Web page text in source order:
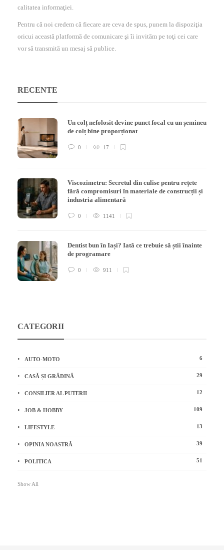
calitatea informaţiei.
Pentru că noi credem că fiecare are ceva de spus, punem la dispoziţia
oricui această platformă de comunicare şi îi invităm pe toţi cei care
vor să transmită un mesaj să publice.
RECENTE
Un colț nefolosit devine punct focal cu un șemineu
de colț bine proporționat
0 17
Viscozimetru: Secretul din culise pentru rețete
fără compromisuri în materiale de construcții și
industria alimentară
0 1141
Dentist bun în Iași? Iată ce trebuie să știi înainte
de programare
0 911
CATEGORII
AUTO-MOTO 6
CASĂ ȘI GRĂDINĂ 29
CONSILIER AL PUTERII 12
JOB & HOBBY 109
LIFESTYLE 13
OPINIA NOASTRĂ 39
POLITICA 51
Show All